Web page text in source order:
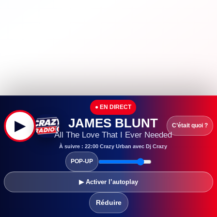
▶
● EN DIRECT
JAMES BLUNT
All The Love That I Ever Needed
À suivre : 22:00 Crazy Urban avec Dj Crazy
▶ Activer l’autoplay
Réduire
C’était quoi ?
POP-UP